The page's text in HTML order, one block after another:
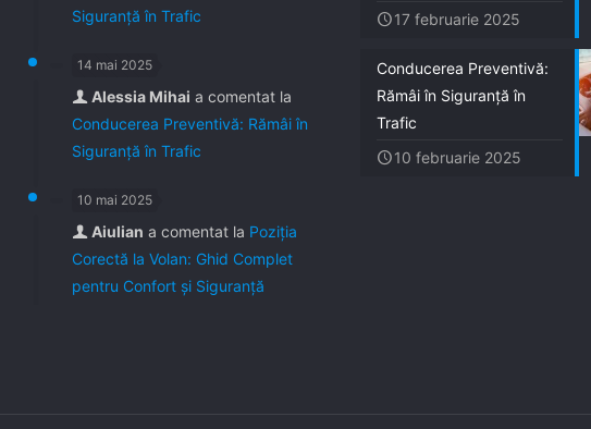
Siguranță în Trafic
14 mai 2025
Alessia Mihai a comentat la
Conducerea Preventivă: Rămâi în
Siguranță în Trafic
10 mai 2025
Aiulian a comentat la Poziția
Corectă la Volan: Ghid Complet
pentru Confort și Siguranță
17 februarie 2025
Conducerea Preventivă:
Rămâi în Siguranță în
Trafic
10 februarie 2025